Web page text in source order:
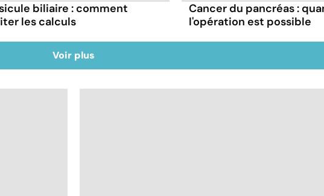
biliaire : comment
les calculs
Cancer du pancréas :
l'opération est possible
Voir plus